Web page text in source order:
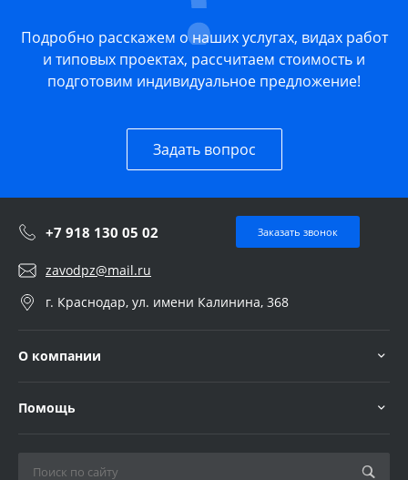
Подробно расскажем о наших услугах, видах работ
и типовых проектах, рассчитаем стоимость и
подготовим индивидуальное предложение!
Задать вопрос
+7 918 130 05 02 Заказать звонок
zavodpz@mail.ru
г. Краснодар, ул. имени Калинина, 368
О компании
Помощь